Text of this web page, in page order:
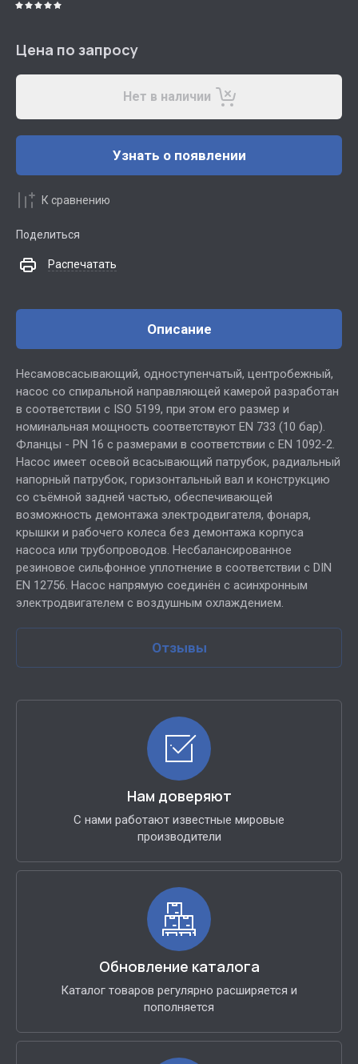
Цена по запросу
Нет в наличии
Узнать о появлении
К сравнению
Поделиться
Распечатать
Описание
Несамовсасывающий, одноступенчатый, центробежный,
насос со спиральной направляющей камерой разработан
в соответствии с ISO 5199, при этом его размер и
номинальная мощность соответствуют EN 733 (10 бар).
Фланцы - PN 16 с размерами в соответствии с EN 1092-2.
Насос имеет осевой всасывающий патрубок, радиальный
напорный патрубок, горизонтальный вал и конструкцию
со съёмной задней частью, обеспечивающей
возможность демонтажа электродвигателя, фонаря,
крышки и рабочего колеса без демонтажа корпуса
насоса или трубопроводов. Несбалансированное
резиновое сильфонное уплотнение в соответствии с DIN
EN 12756. Насос напрямую соединён с асинхронным
электродвигателем с воздушным охлаждением.
Отзывы
Нам доверяют
С нами работают известные мировые
производители
Обновление каталога
Каталог товаров регулярно расширяется и
пополняется